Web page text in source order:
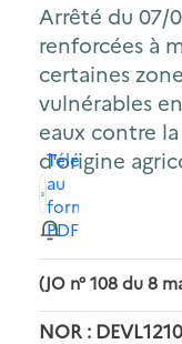
Arrêté du 07/
renforcées à
certaines
vulnérables
eaux contre
d'origine
Télécharger
au
format
PDF
(JO n° 108 du 8
NOR :